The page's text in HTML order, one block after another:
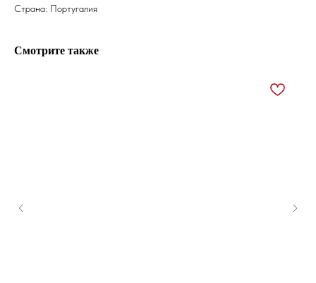
Страна: Португалия
Смотрите также